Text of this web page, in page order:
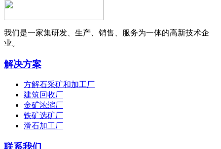
我们是一家集研发、生产、销售、服务为一体的高新技术企
业。
解决方案
方解石采矿和加工厂
建筑回收厂
金矿浓缩厂
铁矿选矿厂
滑石加工厂
联系我们